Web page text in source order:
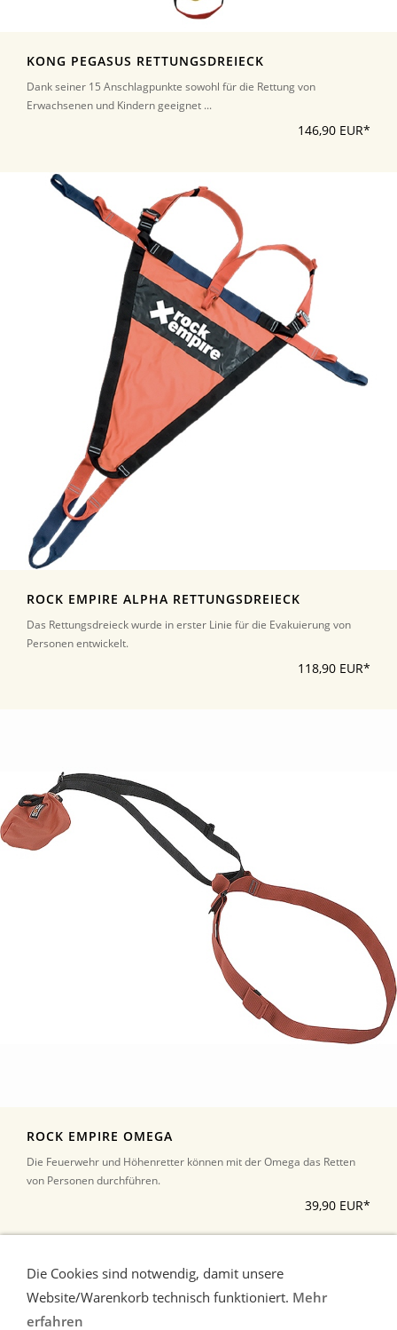
KONG PEGASUS RETTUNGSDREIECK
Dank seiner 15 Anschlagpunkte sowohl für die Rettung von
Erwachsenen und Kindern geeignet ...
146,90 EUR*
ROCK EMPIRE ALPHA RETTUNGSDREIECK
Das Rettungsdreieck wurde in erster Linie für die Evakuierung von
Personen entwickelt.
118,90 EUR*
ROCK EMPIRE OMEGA
Die Feuerwehr und Höhenretter können mit der Omega das Retten
von Personen durchführen.
39,90 EUR*
*Alle Preise inkl. Umsatzsteuer, zuzüglich Versand
Die Cookies sind notwendig, damit unsere
Website/Warenkorb technisch funktioniert. Mehr
erfahren